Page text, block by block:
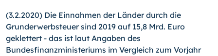
(3.2.2020) Die Einnahmen der Länder durch die
Grunderwerbsteuer sind 2019 auf 15,8 Mrd. Euro
geklettert - das ist laut Angaben des
Bundesfinanzministeriums im Vergleich zum Vorjahr